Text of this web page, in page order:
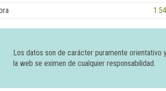
Los datos son de carácter puramente
la web se eximen de cualquier responsabilidad.